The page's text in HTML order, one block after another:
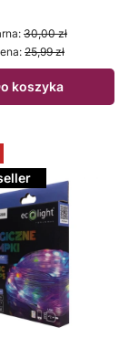
30,00 zł
25,99 zł
koszyka